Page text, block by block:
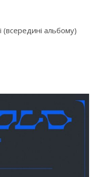
(всередині альбому)